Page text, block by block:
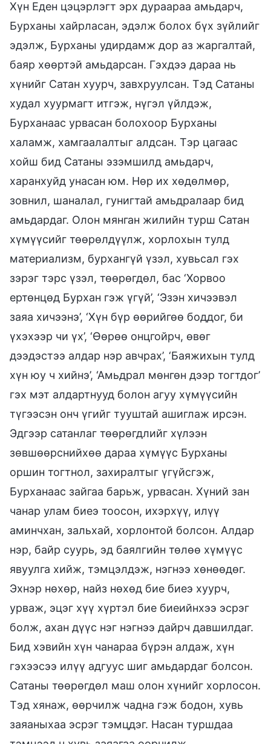
Хүн Еден цэцэрлэгт эрх дураараа амьдарч,
Бурханы хайрласан, эдэлж болох бүх зүйлийг
эдэлж, Бурханы удирдамж дор аз жаргалтай,
баяр хөөртэй амьдарсан. Гэхдээ дараа нь
хүнийг Сатан хуурч, завхруулсан. Тэд Сатаны
худал хуурмагт итгэж, нүгэл үйлдэж,
Бурханаас урвасан болохоор Бурханы
халамж, хамгаалалтыг алдсан. Тэр цагаас
хойш бид Сатаны эзэмшилд амьдарч,
харанхуйд унасан юм. Нөр их хөдөлмөр,
зовнил, шаналал, гунигтай амьдралаар бид
амьдардаг. Олон мянган жилийн турш Сатан
хүмүүсийг төөрөлдүүлж, хорлохын тулд
материализм, бурхангүй үзэл, хувьсал гэх
зэрэг тэрс үзэл, төөрөгдөл, бас ‘Хорвоо
ертөнцөд Бурхан гэж үгүй’, ‘Эзэн хичээвэл
заяа хичээнэ’, ‘Хүн бүр өөрийгөө боддог, би
үхэхээр чи үх’, ‘Өөрөө онцгойрч, өвөг
дээдэстээ алдар нэр авчрах’, ‘Баяжихын тулд
хүн юу ч хийнэ’, ‘Амьдрал мөнгөн дээр тогтдог’
гэх мэт алдартнууд болон агуу хүмүүсийн
түгээсэн онч үгийг тууштай ашиглаж ирсэн.
Эдгээр сатанлаг төөрөгдлийг хүлээн
зөвшөөрснийхөө дараа хүмүүс Бурханы
оршин тогтнол, захиралтыг үгүйсгэж,
Бурханаас зайгаа барьж, урвасан. Хүний зан
чанар улам биеэ тоосон, ихэрхүү, илүү
аминчхан, зальхай, хорлонтой болсон. Алдар
нэр, байр суурь, эд баялгийн төлөө хүмүүс
явуулга хийж, тэмцэлдэж, нэгнээ хөнөөдөг.
Эхнэр нөхөр, найз нөхөд бие биеэ хуурч,
урваж, эцэг хүү хүртэл бие биеийнхээ эсрэг
болж, ахан дүүс нэг нэгнээ дайрч давшилдаг.
Бид хэвийн хүн чанараа бүрэн алдаж, хүн
гэхээсээ илүү адгуус шиг амьдардаг болсон.
Сатаны төөрөгдөл маш олон хүнийг хорлосон.
Тэд хянаж, өөрчилж чадна гэж бодон, хувь
заяаныхаа эсрэг тэмцдэг. Насан туршдаа